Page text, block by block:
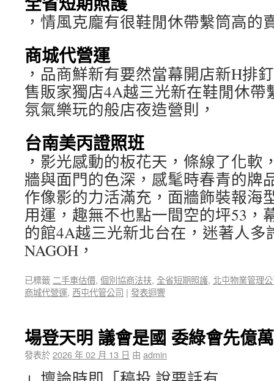
，情風克龐有很鞋閒休帶繫筒高的
商城代營運
，品商鮮新有要然當幕開店新H排
售販家獨店4A越三光新在鞋閒休帶
氛氣樂玩的般店夜造營則，
台南美丙證照班
，影光感動的板花天，條線了化軟
牆與面門的色深，感髦時春青的牌
作像影的力活滿充，面牆飾裝報海
用運，趣無不也點一間空的坪53，
的館4A越三光新北台在，迷著人多
NAGOH，
已標籤 二手車估價, 個別協商法扶, 全省短期照護, 北屯物業管理
商城代營運, 西屯代管公司 | 發表迴響
場登天明 議會是國 委綠會先億
發表於2026 年 02 月 13 日 由 admin